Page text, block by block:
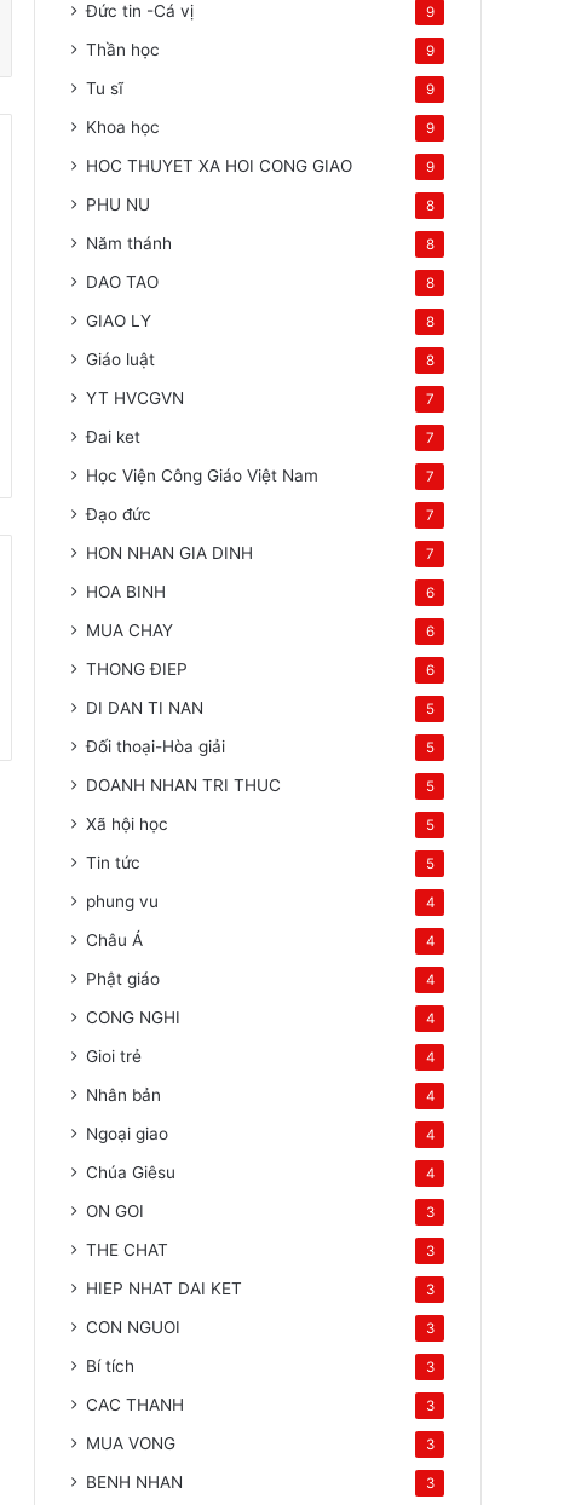
Đức tin -Cá vị 9
Thần học 9
Tu sĩ 9
Khoa học 9
HOC THUYET XA HOI CONG GIAO 9
PHU NU 8
Năm thánh 8
DAO TAO 8
GIAO LY 8
Giáo luật 8
YT HVCGVN 7
Đai ket 7
Học Viện Công Giáo Việt Nam 7
Đạo đức 7
HON NHAN GIA DINH 7
HOA BINH 6
MUA CHAY 6
THONG ĐIEP 6
DI DAN TI NAN 5
Đối thoại-Hòa giải 5
DOANH NHAN TRI THUC 5
Xã hội học 5
Tin tức 5
phung vu 4
Châu Á 4
Phật giáo 4
CONG NGHI 4
Gioi trẻ 4
Nhân bản 4
Ngoại giao 4
Chúa Giêsu 4
ON GOI 3
THE CHAT 3
HIEP NHAT DAI KET 3
CON NGUOI 3
Bí tích 3
CAC THANH 3
MUA VONG 3
BENH NHAN 3